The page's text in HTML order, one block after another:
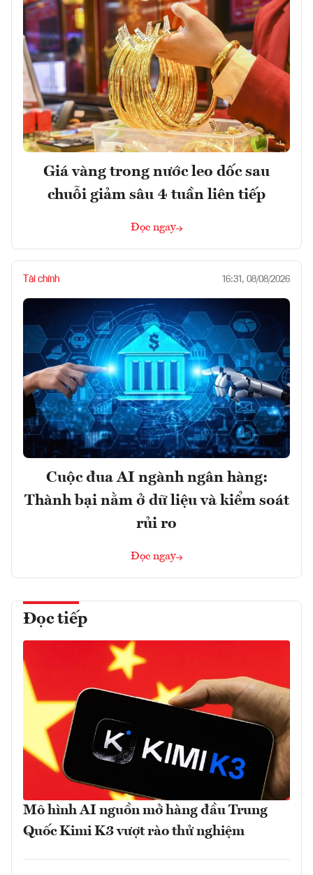
Giá vàng trong nước leo dốc sau
chuỗi giảm sâu 4 tuần liên tiếp
Đọc ngay
Tài chính 16:31, 08/08/2026
Cuộc đua AI ngành ngân hàng:
Thành bại nằm ở dữ liệu và kiểm soát
rủi ro
Đọc ngay
Đọc tiếp
Mô hình AI nguồn mở hàng đầu Trung
Quốc Kimi K3 vượt rào thử nghiệm